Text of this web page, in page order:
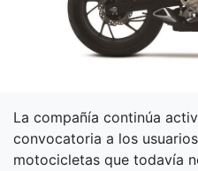
La compañía continúa
convocatoria a los
motocicletas que todavía